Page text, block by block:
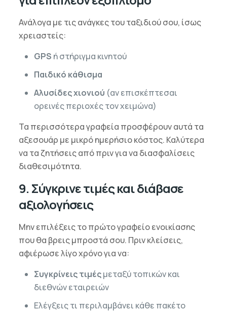
Ανάλογα με τις ανάγκες του ταξιδιού σου, ίσως
χρειαστείς:
GPS ή στήριγμα κινητού
Παιδικό κάθισμα
Αλυσίδες χιονιού (αν επισκέπτεσαι
ορεινές περιοχές τον χειμώνα)
Τα περισσότερα γραφεία προσφέρουν αυτά τα
αξεσουάρ με μικρό ημερήσιο κόστος. Καλύτερα
να τα ζητήσεις από πριν για να διασφαλίσεις
διαθεσιμότητα.
9. Σύγκρινε τιμές και διάβασε
αξιολογήσεις
Μην επιλέξεις το πρώτο γραφείο ενοικίασης
που θα βρεις μπροστά σου. Πριν κλείσεις,
αφιέρωσε λίγο χρόνο για να:
Συγκρίνεις τιμέςμεταξύ τοπικών και
διεθνών εταιρειών
Ελέγξεις τι περιλαμβάνει κάθε πακέτο